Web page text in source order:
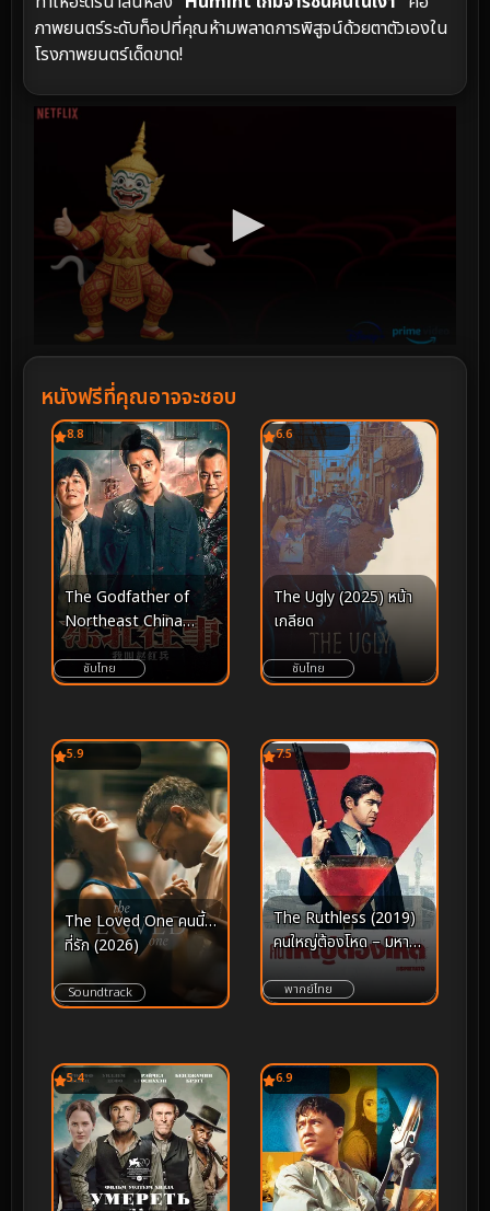
ภาพยนตร์ระดับท็อปที่คุณห้ามพลาดการพิสูจน์ด้วยตาตัวเองใน
โรงภาพยนตร์เด็ดขาด!
หนังฟรีที่คุณอาจจะชอบ
8.8
The Godfather of
Northeast China
(2022) เจ้าพ่อเดือด
ซับไทย
6.6
The Ugly (2025) หน้า
เกลียด
ซับไทย
5.9
The Loved One คนนี้…
ที่รัก (2026)
Soundtrack
7.5
The Ruthless (2019)
คนใหญ่ต้องโหด – มหา
กาพย์ความทะเยอทะยาน
บนกองซากปรักหักพัง
พากย์ไทย
5.4 6.9